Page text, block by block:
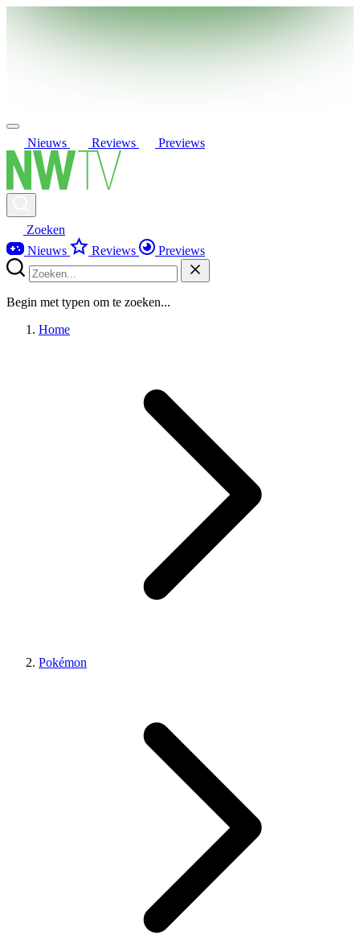
Nieuws Reviews Previews
Zoeken
Nieuws
Reviews Previews
Begin met typen om te zoeken...
Home
Pokémon